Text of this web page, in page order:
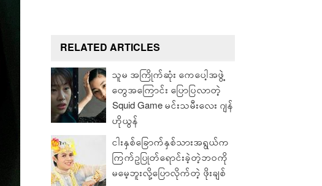
RELATED ARTICLES
သူမ အကြိုက်ဆုံး ကေပေါ့အဖွဲ့
တွေအကြောင်း ပြောပြလာတဲ့
Squid Game မင်းသမီးလေး ဂျန်
ဟိုယွန်
ငါးနှစ်ခြောက်နှစ်သားအရွယ်က
ကြက်ဥပြုတ်ရောင်းခဲ့တဲ့ဘဝကို
မမေ့ဘူးလို့ပြောလိုက်တဲ့ ဖိုးချစ်